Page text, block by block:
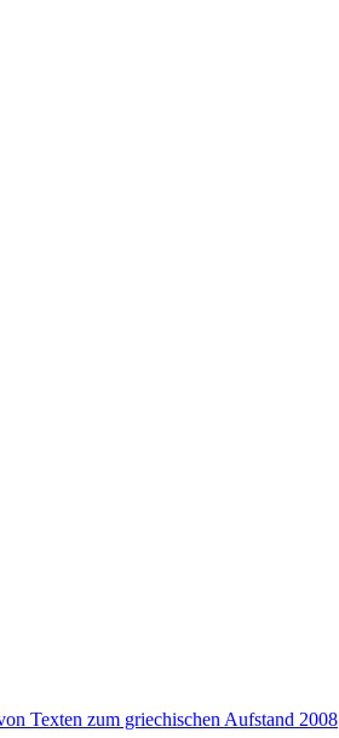
Texten zum griechischen Aufstand 2008